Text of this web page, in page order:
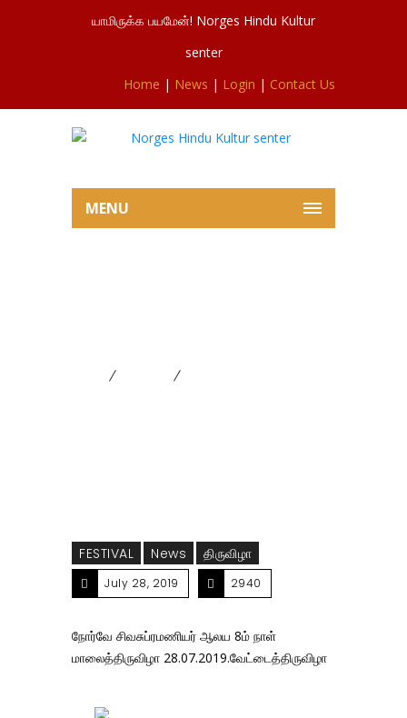
யாமிருக்க பயமேன்! Norges Hindu Kultur
senter
Home | News | Login | Contact Us
MENU
FESTIVAL News திருவிழா
July 28, 2019 2940
நோர்வே சிவசுப்ரமணியர் ஆலய 8ம் நாள்
மாலைத்திருவிழா 28.07.2019.வேட்டைத்திருவிழா